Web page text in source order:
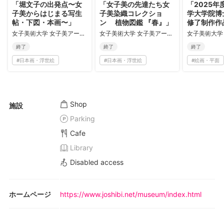
「堀文子の出発点〜女
子美からはじまる写生
帖・下図・本画〜」
女子美術大学 女子美アートミュージアム
終了
#日本画・浮世絵
「女子美の先達たち女
子美染織コレクショ
ン 植物図鑑 『春』」
女子美術大学 女子美アートミュージアム
終了
#日本画・浮世絵
「2025年
学大学院
修了制作作
終了
#絵画・平面
施設
Shop
Parking
Cafe
Library
Disabled access
ホームページ https://www.joshibi.net/museum/index.html